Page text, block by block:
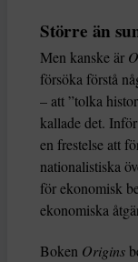
Större än
Men kanske är
försöka förstå
– att ”tolka
kallade det.
en frestelse att
nationalistiska
för ekonomisk
ekonomiska
Boken Origins